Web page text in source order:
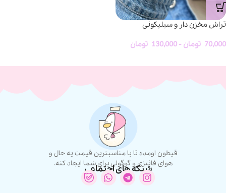
تراش مخزن دار و سیلیکونی
70,000 تومان -
130,000 تومان
قیطون اومده تا با مناسبترین قیمت یه حال و
هوای فانتزی و گوگولی برای شما ایجاد کنه.
شبکه های اجتماعی